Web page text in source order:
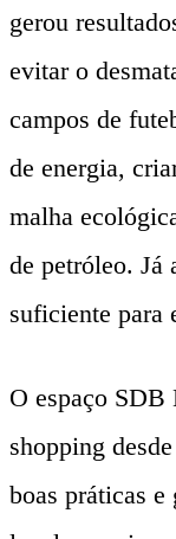
gerou
evitar o
campos de
de energia,
malha
de petróleo. Já
suficiente para
O espaço SDB
shopping
boas práticas e